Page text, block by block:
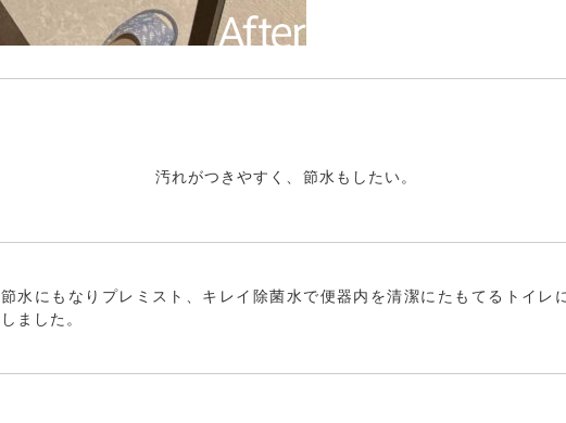
汚れがつきやすく、節水もしたい。
節水にもなりプレミスト、キレイ除菌水で便器内を清潔にたもてるトイレ
しました。